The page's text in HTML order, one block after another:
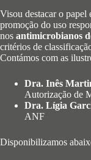
Visou destacar o papel
promoção do uso
nos antimicrobianos
critérios de
Contámos com as
Dra. Inês
Autorização de
Dra. Lígia
ANF
Disponibilizamos